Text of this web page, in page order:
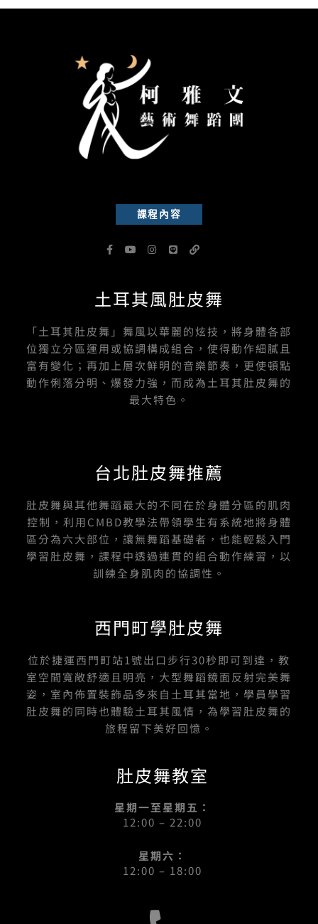
課程內容
F
a
o
o
f
Y
o
b
e
I
n
g
r
L
i
L
i
土耳其風肚皮舞
「土耳其肚皮舞」舞風以華麗的炫技，將身體各部
位獨立分區運用或協調構成組合，使得動作細膩且
富有變化；再加上層次鮮明的音樂節奏，更使頓點
動作俐落分明、爆發力強，而成為土耳其肚皮舞的
最大特色。
台北肚皮舞推薦
肚皮舞與其他舞蹈最大的不同在於身體分區的肌肉
控制，利用CMBD教學法帶領學生有系統地將身體
區分為六大部位，讓無舞蹈基礎者，也能輕鬆入門
學習肚皮舞，課程中透過連貫的組合動作練習，以
訓練全身肌肉的協調性。
西門町學肚皮舞
位於捷運西門町站1號出口步行30秒即可到達，教
室空間寬敞舒適且明亮，大型舞蹈鏡面反射完美舞
姿，室內佈置裝飾品多來自土耳其當地，學員學習
肚皮舞的同時也體驗土耳其風情，為學習肚皮舞的
旅程留下美好回憶。
肚皮舞教室
星期一至星期五：
12:00 – 22:00
星期六：
12:00 – 18:00